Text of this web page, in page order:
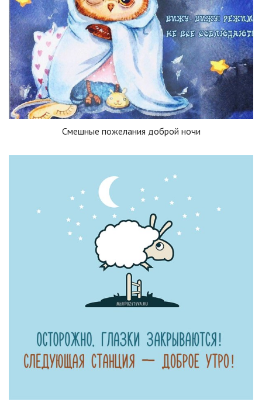
Смешные пожелания доброй ночи